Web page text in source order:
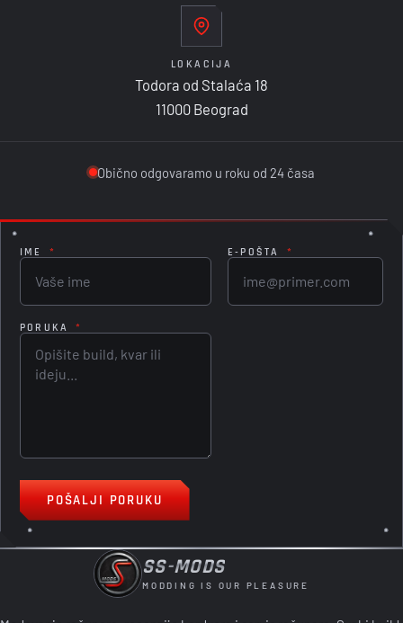
LOKACIJA
Todora od Stalaća 18
11000 Beograd
Obično odgovaramo u roku od 24 časa
IME * E-POŠTA *
PORUKA *
POŠALJI PORUKU
SS-MODS
MODDING IS OUR PLEASURE